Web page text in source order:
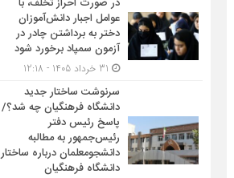
عوامل اجبار دانش‌آموزان
دختر به برداشتن چادر در
آزمون سمپاد برخورد شود
سرنوشت ساختار جدید
دانشگاه فرهنگیان چه شد؟/
پاسخ رئیس دفتر
رئیس‌جمهور به مطالبه
دانشجومعلمان درباره ساختار
دانشگاه فرهنگیان